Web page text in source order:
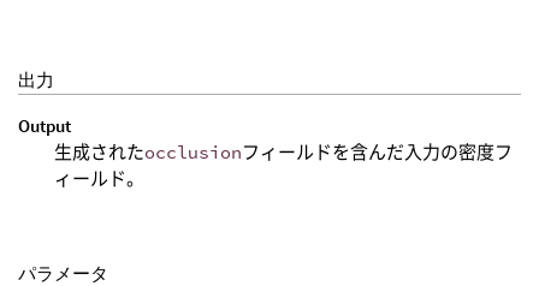
出力
Output
生成されたocclusionフィールドを含んだ入力の密度フ
ィールド。
パラメータ